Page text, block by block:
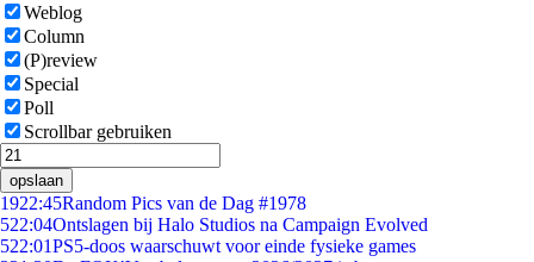
Weblog
Column
(P)review
Special
Poll
Scrollbar gebruiken
opslaan
1922:45Random Pics van de Dag #1978
522:04Ontslagen bij Halo Studios na Campaign Evolved
522:01PS5-doos waarschuwt voor einde fysieke games